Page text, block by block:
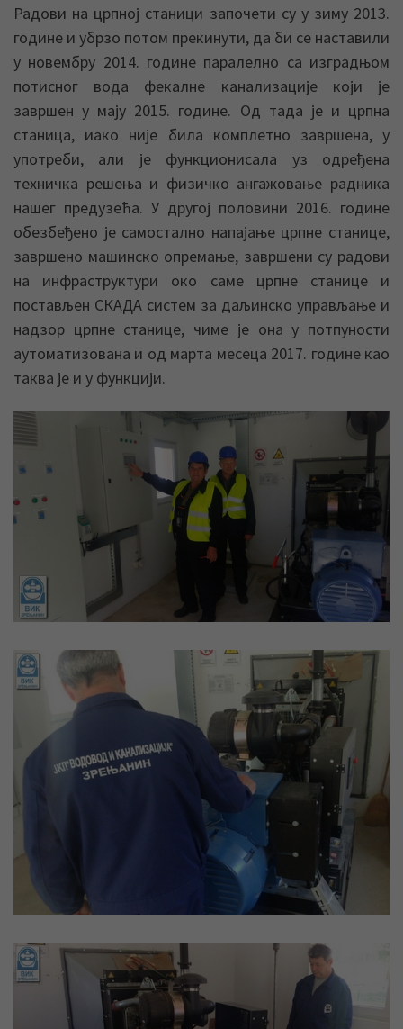
Радови на црпној станици започети су у зиму 2013.
године и убрзо потом прекинути, да би се наставили
у новембру 2014. године паралелно са изградњом
потисног вода фекалне канализације који је
завршен у мају 2015. године. Од тада је и црпна
станица, иако није била комплетно завршена, у
употреби, али је функционисала уз одређена
техничка решења и физичко ангажовање радника
нашег предузећа. У другој половини 2016. године
обезбеђено је самостално напајање црпне станице,
завршено машинско опремање, завршени су радови
на инфраструктури око саме црпне станице и
постављен СКАДА систем за даљинско управљање и
надзор црпне станице, чиме је она у потпуности
аутоматизована и од марта месеца 2017. године као
таква је и у функцији.